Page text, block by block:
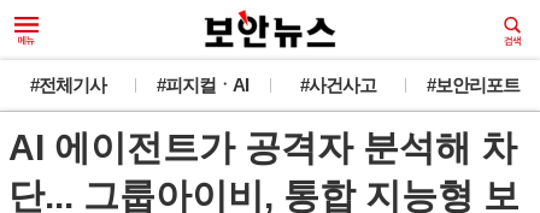
#전체기사 #피지컬ㆍAI #사건사고 #보안리포트
AI 에이전트가 공격자 분석해 차
단... 그룹아이비, 통합 지능형 보